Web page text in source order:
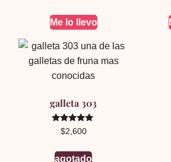
Me lo llevo
galleta 303
Valorado en
5.00
$2,600
agotado